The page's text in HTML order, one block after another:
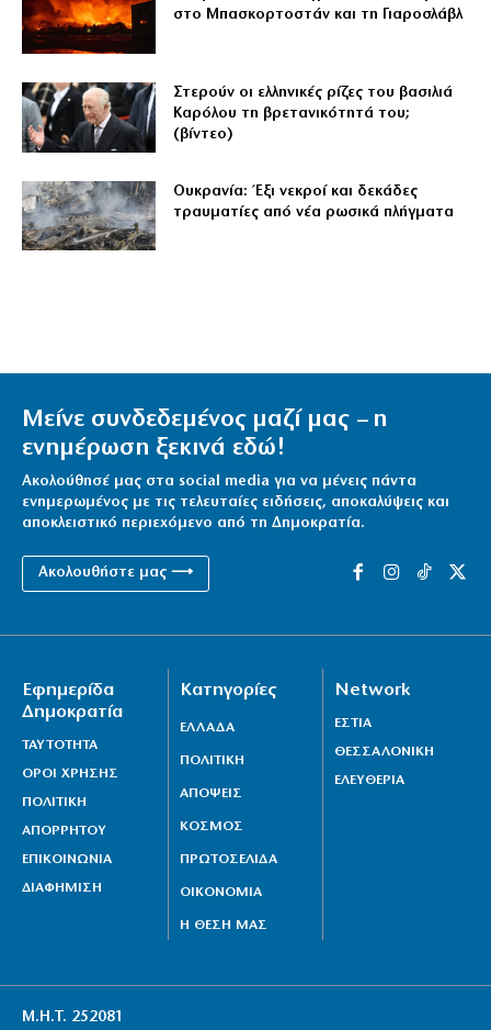
στο Μπασκορτοστάν και τη Γιαροσλάβλ
Στερούν οι ελληνικές ρίζες του βασιλιά
Καρόλου τη βρετανικότητά του;
(βίντεο)
Ουκρανία: Έξι νεκροί και δεκάδες
τραυματίες από νέα ρωσικά πλήγματα
Μείνε συνδεδεμένος μαζί μας – η
ενημέρωση ξεκινά εδώ!
Ακολούθησέ μας στα social media για να μένεις πάντα
ενημερωμένος με τις τελευταίες ειδήσεις, αποκαλύψεις και
αποκλειστικό περιεχόμενο από τη Δημοκρατία.
Ακολουθήστε μας ⟶
Εφημερίδα
Δημοκρατία
ΤΑΥΤΟΤΗΤΑ
ΟΡΟΙ ΧΡΗΣΗΣ
ΠΟΛΙΤΙΚΗ
ΑΠΟΡΡΗΤΟΥ
ΕΠΙΚΟΙΝΩΝΙΑ
ΔΙΑΦΗΜΙΣΗ
Κατηγορίες
ΕΛΛΑΔΑ
ΠΟΛΙΤΙΚΗ
ΑΠΟΨΕΙΣ
ΚΟΣΜΟΣ
ΠΡΩΤΟΣΕΛΙΔΑ
ΟΙΚΟΝΟΜΙΑ
Η ΘΕΣΗ ΜΑΣ
Network
ΕΣΤΙΑ
ΘΕΣΣΑΛΟΝΙΚΗ
ΕΛΕΥΘΕΡΙΑ
Μ.Η.Τ. 252081